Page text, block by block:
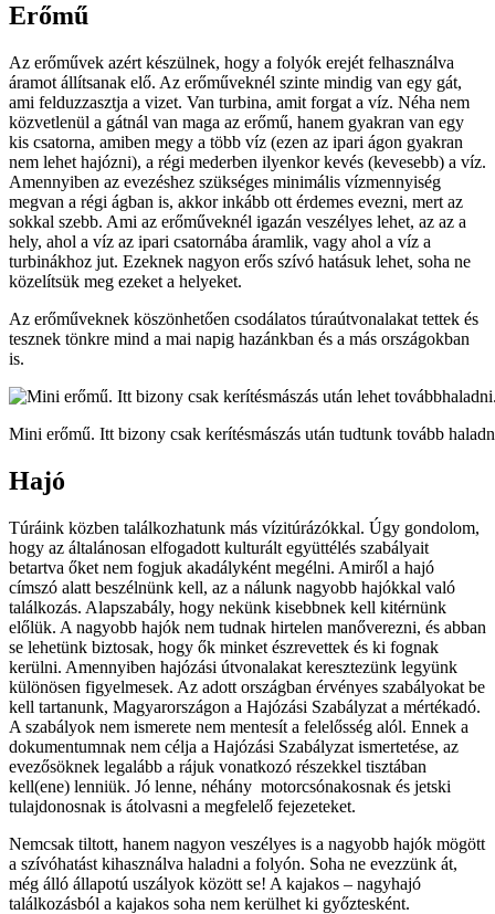
Erőmű
Az erőművek azért készülnek, hogy a folyók erejét felhasználva
áramot állítsanak elő. Az erőműveknél szinte mindig van egy gát,
ami felduzzasztja a vizet. Van turbina, amit forgat a víz. Néha nem
közvetlenül a gátnál van maga az erőmű, hanem gyakran van egy
kis csatorna, amiben megy a több víz (ezen az ipari ágon gyakran
nem lehet hajózni), a régi mederben ilyenkor kevés (kevesebb) a víz.
Amennyiben az evezéshez szükséges minimális vízmennyiség
megvan a régi ágban is, akkor inkább ott érdemes evezni, mert az
sokkal szebb. Ami az erőműveknél igazán veszélyes lehet, az az a
hely, ahol a víz az ipari csatornába áramlik, vagy ahol a víz a
turbinákhoz jut. Ezeknek nagyon erős szívó hatásuk lehet, soha ne
közelítsük meg ezeket a helyeket.
Az erőműveknek köszönhetően csodálatos túraútvonalakat tettek és
tesznek tönkre mind a mai napig hazánkban és a más országokban
is.
Mini erőmű. Itt bizony csak kerítésmászás után tudtunk tovább
Hajó
Túráink közben találkozhatunk más vízitúrázókkal. Úgy gondolom,
hogy az általánosan elfogadott kulturált együttélés szabályait
betartva őket nem fogjuk akadályként megélni. Amiről a hajó
címszó alatt beszélnünk kell, az a nálunk nagyobb hajókkal való
találkozás. Alapszabály, hogy nekünk kisebbnek kell kitérnünk
előlük. A nagyobb hajók nem tudnak hirtelen manőverezni, és abban
se lehetünk biztosak, hogy ők minket észrevettek és ki fognak
kerülni. Amennyiben hajózási útvonalakat keresztezünk legyünk
különösen figyelmesek. Az adott országban érvényes szabályokat be
kell tartanunk, Magyarországon a Hajózási Szabályzat a mértékadó.
A szabályok nem ismerete nem mentesít a felelősség alól. Ennek a
dokumentumnak nem célja a Hajózási Szabályzat ismertetése, az
evezősöknek legalább a rájuk vonatkozó részekkel tisztában
kell(ene) lenniük. Jó lenne, néhány motorcsónakosnak és jetski
tulajdonosnak is átolvasni a megfelelő fejezeteket.
Nemcsak tiltott, hanem nagyon veszélyes is a nagyobb hajók mögött
a szívóhatást kihasználva haladni a folyón. Soha ne evezzünk át,
még álló állapotú uszályok között se! A kajakos – nagyhajó
találkozásból a kajakos soha nem kerülhet ki győztesként.